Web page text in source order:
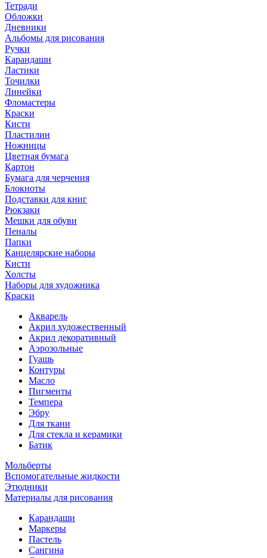
Тетради
Обложки
Дневники
Альбомы для рисования
Ручки
Карандаши
Ластики
Точилки
Линейки
Фломастеры
Краски
Кисти
Пластилин
Ножницы
Цветная бумага
Картон
Бумага для черчения
Блокноты
Подставки для книг
Рюкзаки
Мешки для обуви
Пеналы
Папки
Канцелярские наборы
Кисти
Холсты
Наборы для художника
Краски
Акварель
Акрил художественный
Акрил декоративный
Аэрозольные
Гуашь
Контуры
Масло
Пигменты
Темпера
Эбру
Для ткани
Для стекла и керамики
Батик
Мольберты
Вспомогательные жидкости
Этюдники
Материалы для рисования
Карандаши
Маркеры
Пастель
Сангина